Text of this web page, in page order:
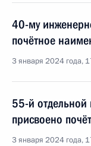
40-му
почётное
3 января 2024 года,
55-й отдельной
присвоено
3 января 2024 года,